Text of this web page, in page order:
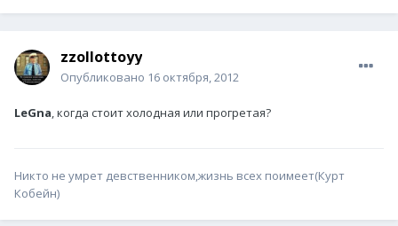
zzollottoyy
Опубликовано 16 октября, 2012
LeGna, когда стоит холодная или прогретая?
Никто не умрет девственником,жизнь всех поимеет(Курт
Кобейн)